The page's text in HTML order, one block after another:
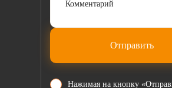
Отправить
Нажимая на кнопку